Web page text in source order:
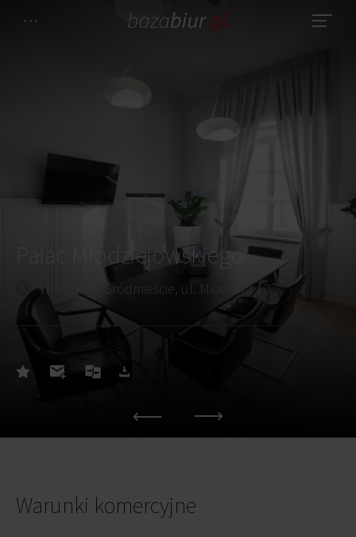
Pałac Młodziejowskiego
Warszawa, Śródmieście, ul. Miodowa 10
Warunki komercyjne